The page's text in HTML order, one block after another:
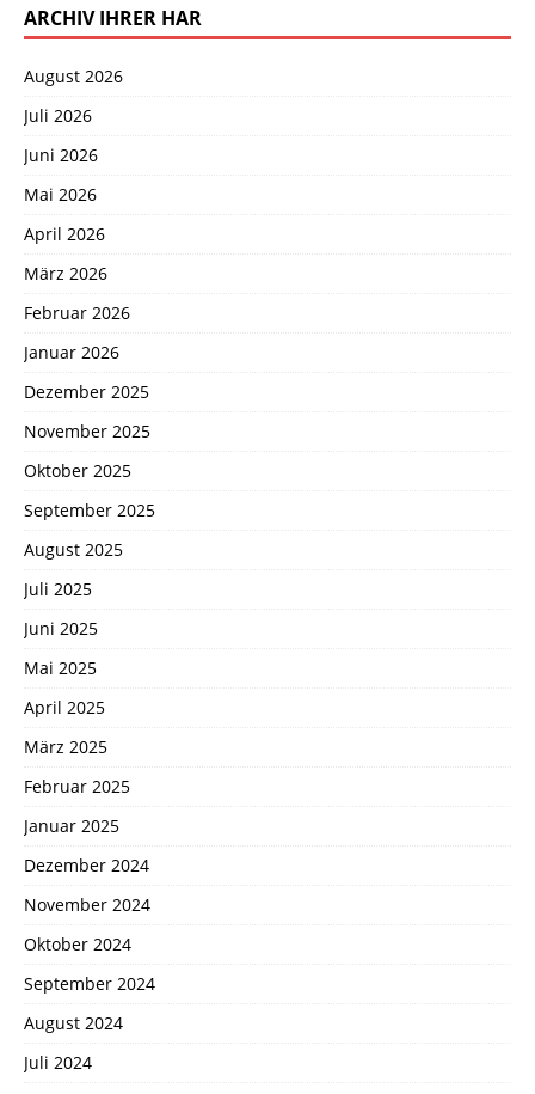
ARCHIV IHRER HAR
August 2026
Juli 2026
Juni 2026
Mai 2026
April 2026
März 2026
Februar 2026
Januar 2026
Dezember 2025
November 2025
Oktober 2025
September 2025
August 2025
Juli 2025
Juni 2025
Mai 2025
April 2025
März 2025
Februar 2025
Januar 2025
Dezember 2024
November 2024
Oktober 2024
September 2024
August 2024
Juli 2024